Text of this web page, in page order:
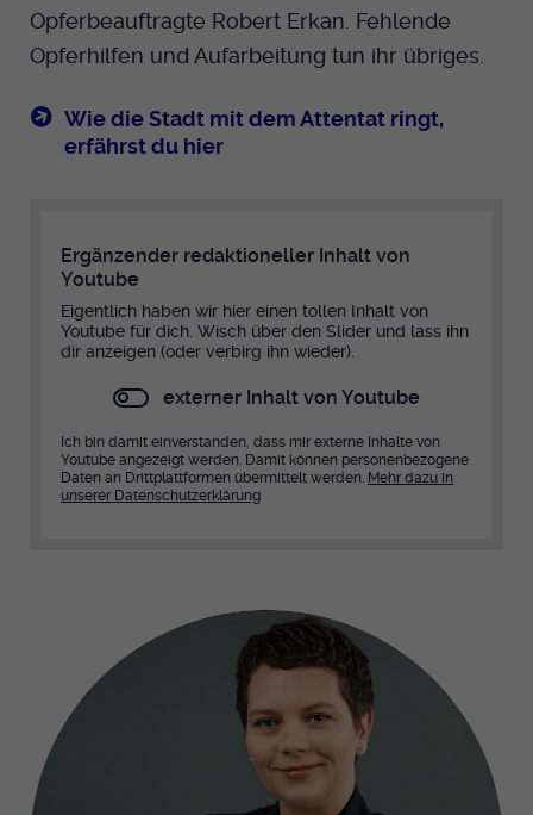
Opferbeauftragte Robert Erkan. Fehlende
Opferhilfen und Aufarbeitung tun ihr übriges.
Wie die Stadt mit dem Attentat ringt,
erfährst du hier
Ergänzender redaktioneller Inhalt von
Youtube
Eigentlich haben wir hier einen tollen Inhalt von
Youtube für dich. Wisch über den Slider und lass ihn
dir anzeigen (oder verbirg ihn wieder).
externer Inhalt von Youtube
Ich bin damit einverstanden, dass mir externe Inhalte von
Youtube angezeigt werden. Damit können personenbezogene
Daten an Drittplattformen übermittelt werden. Mehr dazu in
unserer Datenschutzerklärung